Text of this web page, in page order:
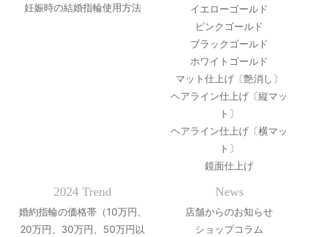
妊娠時の結婚指輪使用方法
イエローゴールド
ピンクゴールド
ブラックゴールド
ホワイトゴールド
マット仕上げ〔艶消し〕
ヘアライン仕上げ〔縦マッ
ト〕
ヘアライン仕上げ〔横マッ
ト〕
鏡面仕上げ
2024 Trend
婚約指輪の価格帯（10万円、
20万円、30万円、50万円以
News
店舗からのお知らせ
ショップコラム